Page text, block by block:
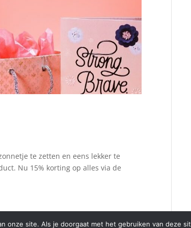
te zetten en eens lekker te
Nu 15% korting op alles via de
site. Als je doorgaat met het gebruiken van deze